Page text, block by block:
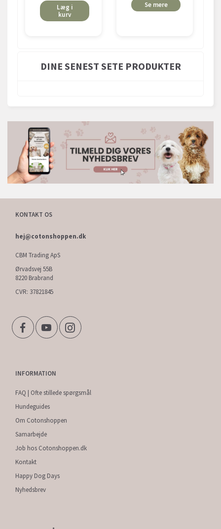
Læg i
kurv
Se mere
DINE SENEST SETE PRODUKTER
KONTAKT OS
hej@cotonshoppen.dk
CBM Trading ApS
Ørvadsvej 55B
8220 Brabrand
CVR: 37821845
INFORMATION
FAQ | Ofte stillede spørgsmål
Hundeguides
Om Cotonshoppen
Samarbejde
Job hos Cotonshoppen.dk
Kontakt
Happy Dog Days
Nyhedsbrev